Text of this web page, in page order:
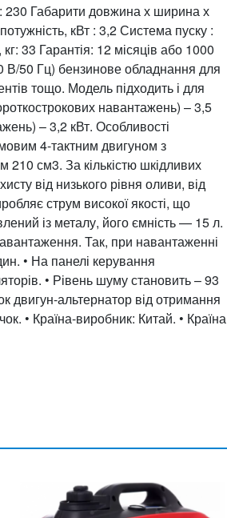
230 Габарити довжина х ширина х
кВт : 3,2 Система пуску :
33 Гарантія: 12 місяців або 1000
В/50 Гц) бензинове обладнання для
тощо. Модель підходить і для
навантажень) – 3,5
– 3,2 кВт. Особливості
4-тактним двигуном з
см3. За кількістю шкідливих
від низького рівня оливи, від
струм високої якості, що
із металу, його ємність — 15 л.
Так, при навантаженні
• На панелі керування
• Рівень шуму становить – 93
двигун-альтернатор від отримання
• Країна-виробник: Китай. • Країна